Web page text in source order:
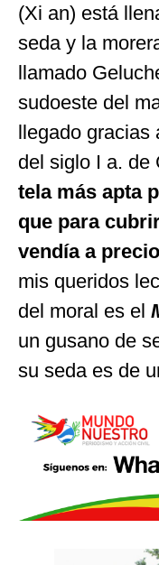
(Xi an) está
seda y la
llamado
sudoeste del
llegado gracias
del siglo I a. de
tela más apta
que para
vendía a
mis queridos
del moral es el
un gusano de
su seda es de